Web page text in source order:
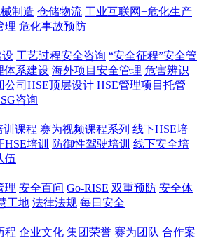
制造 仓储物流 工业互联网+危化生产
理 危化事故预防
设 工艺过程安全咨询 “安全征程”安全管
体系建设 海外项目安全管理 危害辨识
公司HSE顶层设计 HSE管理项目托管
咨询
训课程 赛为视频课程系列 线下HSE培
HSE培训 防御性驾驶培训 线下安全培
伍
理 安全百问 Go-RISE 双重预防 安全体
工地 法律法规 每日安全
程 企业文化 集团荣誉 赛为团队 合作案